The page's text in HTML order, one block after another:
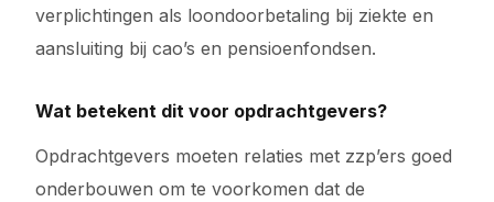
verplichtingen als loondoorbetaling bij ziekte en
aansluiting bij cao’s en pensioenfondsen.
Wat betekent dit voor opdrachtgevers?
Opdrachtgevers moeten relaties met zzp’ers goed
onderbouwen om te voorkomen dat de